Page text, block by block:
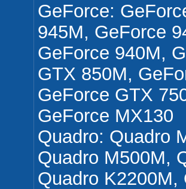
GeForce:
945M, GeForce
GeForce 940M,
GTX 850M,
GeForce GTX
GeForce MX130
Quadro: Quadro
Quadro M500M,
Quadro K2200M,